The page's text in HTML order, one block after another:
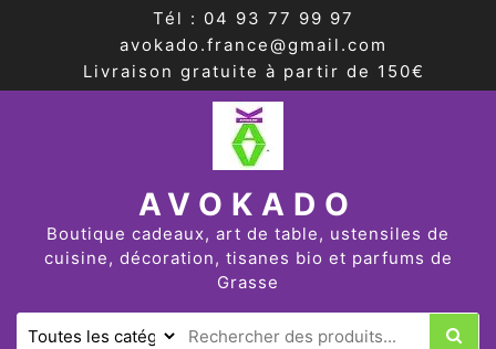
Tél : 04 93 77 99 97
avokado.france@gmail.com
Livraison gratuite à partir de 150€
AVOKADO
Boutique cadeaux, art de table, ustensiles de
cuisine, décoration, tisanes bio et parfums de
Grasse